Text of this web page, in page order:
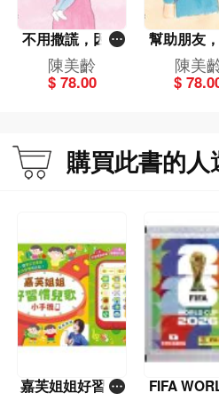
不用撒謊，因為
媽媽愛你[陳美齡
親子繪本系列]
陳美齡
$ 78.00
幫助朋友
快樂的事[
親子繪本
陳美
$
購買此書的人
嘉芙姐姐好習慣
FIFA